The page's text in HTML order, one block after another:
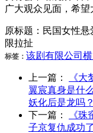
广大观众见面，希望
原标题：民国女性
限拉扯
标签： 该剧有限公司
上一篇：
《
翼宸真身是什
妖化后是龙吗？
下一篇：
《珠
子京复仇成功